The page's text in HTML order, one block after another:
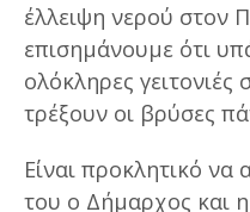
έλλειψη νερού στον
επισημάνουμε ότι
ολόκληρες
τρέξουν οι βρύσες
Είναι προκλητικό να
του ο Δήμαρχος και